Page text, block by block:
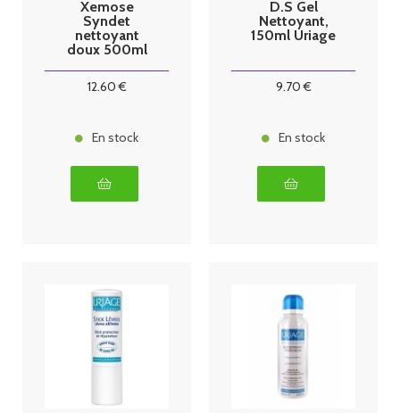
Xemose
Syndet
nettoyant
doux 500ml
12.60€
En stock
D.S Gel
Nettoyant,
150ml Uriage
9.70€
En stock